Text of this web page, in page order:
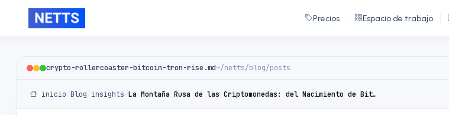
Precios Espacio de trabajo
crypto-rollercoaster-bitcoin-tron-rise.md~/netts/blog/posts
inicio Blog insights La Montaña Rusa de las Criptomonedas: del Nacimiento de Bitcoin al Auge de TRON